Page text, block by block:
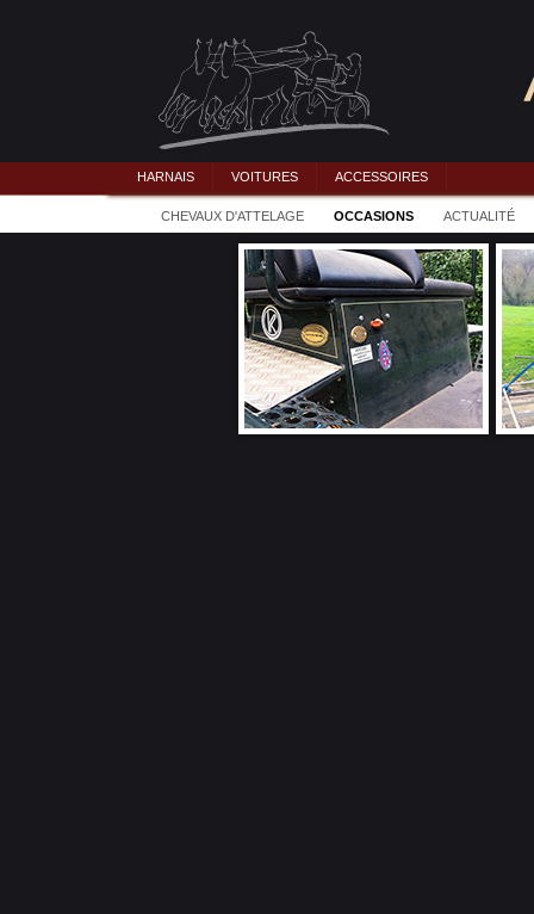
HARNAIS VOITURES ACCESSOIRES
CHEVAUX D'ATTELAGE OCCASIONS ACTUALITÉ